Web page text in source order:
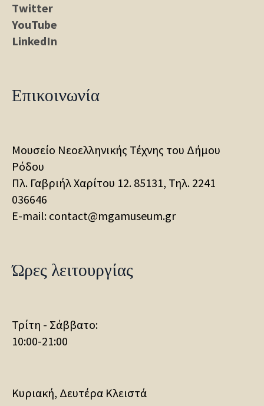
Twitter
YouTube
LinkedIn
Επικοινωνία
Μουσείο Νεοελληνικής Τέχνης του Δήμου
Ρόδου
Πλ. Γαβριήλ Χαρίτου 12. 85131, Τηλ. 2241
036646
E-mail: contact@mgamuseum.gr
Ώρες λειτουργίας
Τρίτη - Σάββατο:
10:00-21:00
Κυριακή, Δευτέρα Κλειστά